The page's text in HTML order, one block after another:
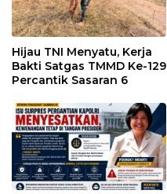
Hijau TNI Menyatu, Kerja
Bakti Satgas TMMD Ke-129
Percantik Sasaran 6